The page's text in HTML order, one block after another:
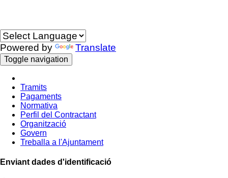
Powered by Translate
Toggle navigation
Tramits
Pagaments
Normativa
Perfil del Contractant
Organització
Govern
Treballa a l'Ajuntament
Enviant dades d'identificació